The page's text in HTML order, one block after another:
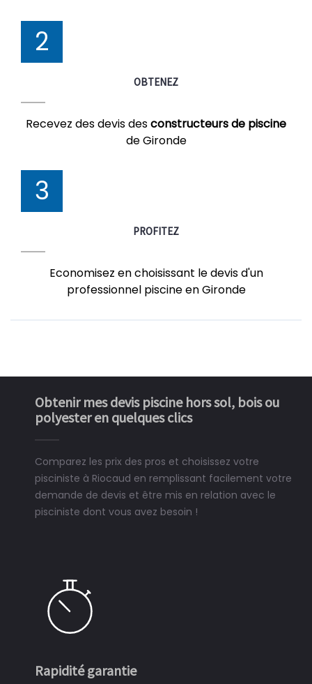
2
OBTENEZ
Recevez des devis desconstructeurs de piscine
de Gironde
3
PROFITEZ
Economisez en choisissant le devis d'un
professionnel piscine en Gironde
Obtenir mes devis piscine hors sol, bois ou
polyester en quelques clics
Comparez les prix des pros et choisissez votre
pisciniste à Riocaud en remplissant facilement votre
demande de devis et être mis en relation avec le
pisciniste dont vous avez besoin !
Rapidité garantie